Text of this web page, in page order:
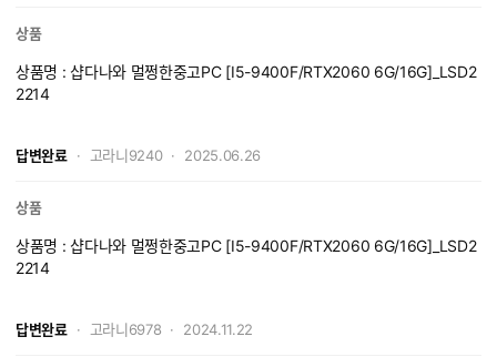
상품
상품명 : 샵다나와 멀쩡한중고PC [I5-9400F/RTX2060 6G/16G]_LSD2
2214
답변완료 고라니9240 2025.06.26
상품
상품명 : 샵다나와 멀쩡한중고PC [I5-9400F/RTX2060 6G/16G]_LSD2
2214
코드 43
답변완료 고라니6978 2024.11.22